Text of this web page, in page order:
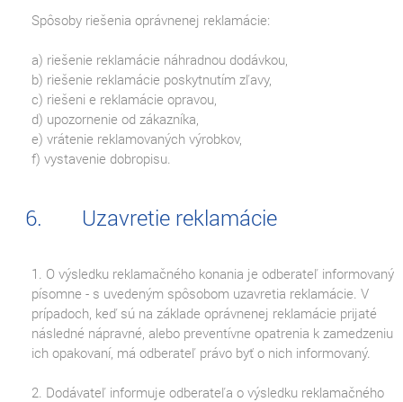
Spôsoby riešenia oprávnenej reklamácie:
a) riešenie reklamácie náhradnou dodávkou,
b) riešenie reklamácie poskytnutím zľavy,
c) riešeni e reklamácie opravou,
d) upozornenie od zákazníka,
e) vrátenie reklamovaných výrobkov,
f) vystavenie dobropisu.
Uzavretie reklamácie
1. O výsledku reklamačného konania je odberateľ informovaný
písomne - s uvedeným spôsobom uzavretia reklamácie. V
prípadoch, keď sú na základe oprávnenej reklamácie prijaté
následné nápravné, alebo preventívne opatrenia k zamedzeniu
ich opakovaní, má odberateľ právo byť o nich informovaný.
2. Dodávateľ informuje odberateľa o výsledku reklamačného